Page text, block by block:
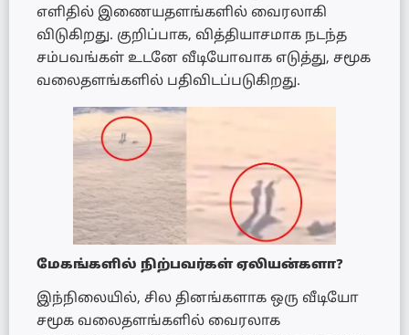
எளிதில் இணையதளங்களில் வைரலாகி
விடுகிறது. குறிப்பாக, வித்தியாசமாக நடந்த
சம்பவங்கள் உடனே வீடியோவாக எடுத்து, சமூக
வலைதளங்களில் பதிவிடப்படுகிறது.
மேகங்களில் நிற்பவர்கள் ஏலியன்களா?
இந்நிலையில், சில தினங்களாக ஒரு வீடியோ
சமூக வலைதளங்களில் வைரலாக